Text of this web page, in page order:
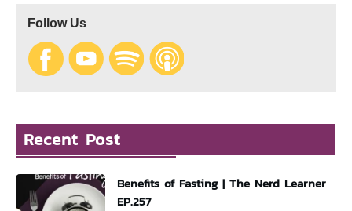
Follow Us
Recent Post
Benefits of Fasting | The Nerd Learner
EP.257